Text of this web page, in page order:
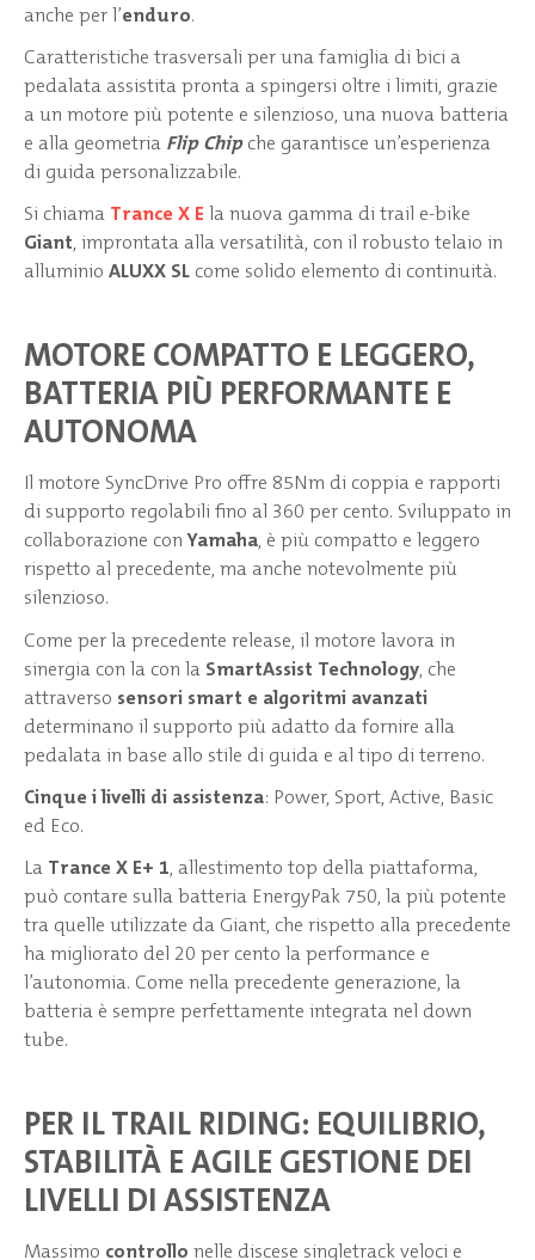
anche per l’enduro.
Caratteristiche trasversali per una famiglia di bici a
pedalata assistita pronta a spingersi oltre i limiti, grazie
a un motore più potente e silenzioso, una nuova batteria
e alla geometria Flip Chipche garantisce un’esperienza
di guida personalizzabile.
Si chiama Trance X E la nuova gamma di trail e-bike
Giant, improntata alla versatilità, con il robusto telaio in
alluminio ALUXX SL come solido elemento di continuità.
MOTORE COMPATTO E LEGGERO,
BATTERIA PIÙ PERFORMANTE E
AUTONOMA
Il motore SyncDrive Pro offre 85Nm di coppia e rapporti
di supporto regolabili fino al 360 per cento. Sviluppato in
collaborazione conYamaha, è più compatto e leggero
rispetto al precedente, ma anche notevolmente più
silenzioso.
Come per la precedente release, il motore lavora in
sinergia con la con la SmartAssist Technology, che
attraverso sensori smart e algoritmi avanzati
determinano il supporto più adatto da fornire alla
pedalata in base allo stile di guida e al tipo di terreno.
Cinque i livelli di assistenza: Power, Sport, Active, Basic
ed Eco.
La Trance X E+ 1, allestimento top della piattaforma,
può contare sulla batteria EnergyPak 750, la più potente
tra quelle utilizzate da Giant, che rispetto alla precedente
ha migliorato del 20 per cento la performance e
l’autonomia. Come nella precedente generazione, la
batteria è sempre perfettamente integrata nel down
tube.
PER IL TRAIL RIDING: EQUILIBRIO,
STABILITÀ E AGILE GESTIONE DEI
LIVELLI DI ASSISTENZA
Massimo controllo nelle discese singletrack veloci e